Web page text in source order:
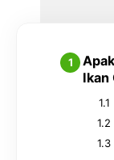
Ikan